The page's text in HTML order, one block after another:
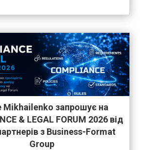
Mikhailenko запрошує на
& LEGAL FORUM 2026 від
з Business-Format
Group